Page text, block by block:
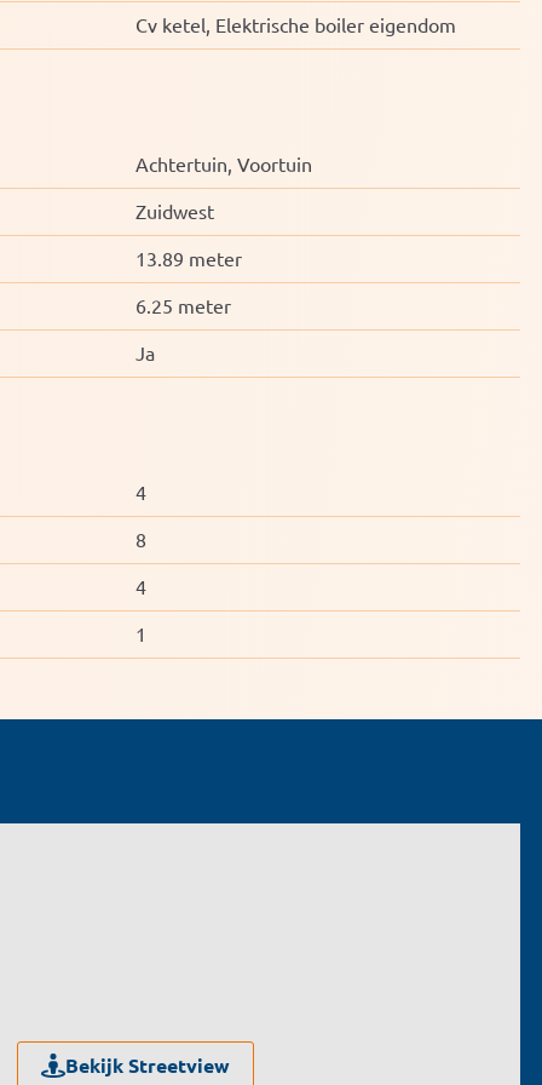
Cv ketel, Elektrische boiler eigendom
Achtertuin, Voortuin
Zuidwest
13.89 meter
6.25 meter
Ja
4
8
4
1
Bekijk Streetview